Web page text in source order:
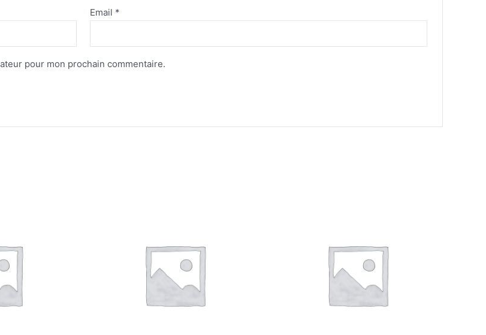
Email *
pour mon prochain commentaire.